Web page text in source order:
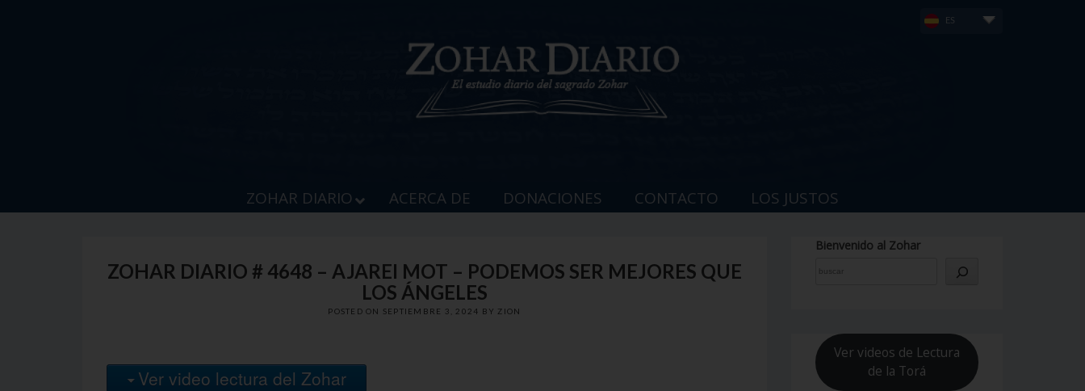
ES
ZOHAR DIARIO ACERCA DE DONACIONES CONTACTO LOS JUSTOS
ZOHAR DIARIO # 4648 – AJAREI MOT – PODEMOS SER MEJORES QUE
LOS ÁNGELES
POSTED ON SEPTIEMBRE 3, 2024 BY ZION
Ver video lectura del Zohar
Bienvenido al Zohar
Ver videos de Lectura
de la Torá